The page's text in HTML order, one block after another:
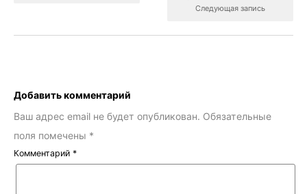
Следующая запись
Добавить комментарий
Ваш адрес email не будет опубликован. Обязательные
поля помечены *
Комментарий *